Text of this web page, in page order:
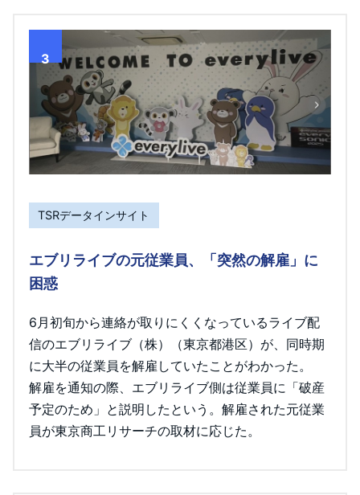
3
TSRデータインサイト
エブリライブの元従業員、「突然の解雇」に
困惑
6月初旬から連絡が取りにくくなっているライブ配
信のエブリライブ（株）（東京都港区）が、同時期
に大半の従業員を解雇していたことがわかった。
解雇を通知の際、エブリライブ側は従業員に「破産
予定のため」と説明したという。解雇された元従業
員が東京商工リサーチの取材に応じた。